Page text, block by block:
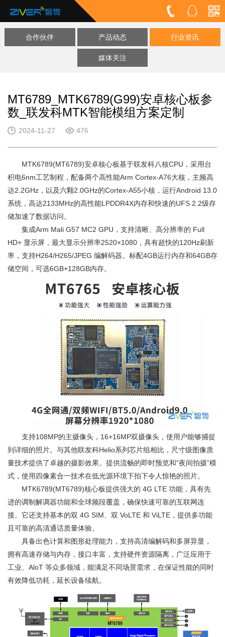
合作伙伴 产品动态 行业资讯
媒体关注
MT6789_MTK6789(G99)安卓核心板参
数_联发科MTK智能模组方案定制
2024-11-27 476
MTK6789(MT6789)安卓核心板基于联发科八核CPU，采用台
积电6nm工艺制程，配备两个高性能Arm Cortex-A76大核，主频高
达2.2GHz，以及六颗2.0GHz的Cortex-A55小核，运行Android 13.0
系统，高达2133MHz的高性能LPDDR4X内存和快速的UFS 2.2级存
储加速了数据访问。
集成Arm Mali G57 MC2 GPU，支持清晰、高分辨率的 Full
HD+ 显示屏，最大显示分辨率2520×1080，具有超快的120Hz刷新
率，支持H264/H265/JPEG 编解码器。标配4GB运行内存和64GB存
储空间，可选6GB+128GB内存。
支持108MP的主摄像头，16+16MP双摄像头，使用户能够捕捉
到详细的照片。与其他联发科Helio系列芯片组相比，尺寸级图像质
量技术提供了卓越的摄影效果。提供流畅的即时预览和“夜间拍摄”模
式，使用四像素合一技术在低光源环境下拍下令人惊艳的照片。
MTK6789(MT6789)核心板提供强大的 4G LTE 功能，具有先
进的调制解调器功能和全球频段覆盖，确保快速可靠的互联网连
接。它还支持基本的双 4G SIM、双 VoLTE 和 ViLTE，提供多功能
且可靠的高清通话质量体验。
具备出色计算和图形处理能力，支持高清编解码和多屏异显，
拥有高速存储与内存，接口丰富，支持硬件资源隔离，广泛应用于
工业、AloT 等众多领域，能满足不同场景需求，在保证性能的同时
有效降低功耗，延长设备续航。